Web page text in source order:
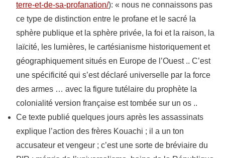
terre-et-de-sa-profanation/): « nous ne connaissons pas
ce type de distinction entre le profane et le sacré la
sphère publique et la sphère privée, la foi et la raison, la
laïcité, les lumières, le cartésianisme historiquement et
géographiquement situés en Europe de l’Ouest .. C’est
une spécificité qui s’est déclaré universelle par la force
des armes … avec la figure tutélaire du prophète la
colonialité version française est tombée sur un os ..
Ce texte publié quelques jours après les assassinats
explique l’action des frères Kouachi ; il a un ton
accusateur et vengeur ; c’est une sorte de bréviaire du